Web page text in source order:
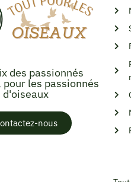
des passionnés
pour les passionnés
d'oiseaux
nous